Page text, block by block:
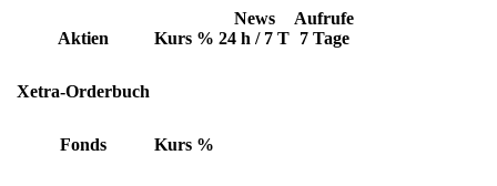
Aktien Kurs %
News
24 h / 7 T
Aufrufe
7 Tage
Xetra-Orderbuch
Fonds Kurs %